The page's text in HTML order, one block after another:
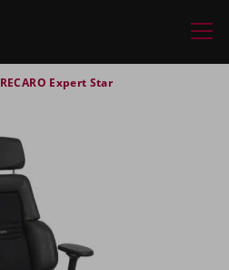
RECARO Expert Star